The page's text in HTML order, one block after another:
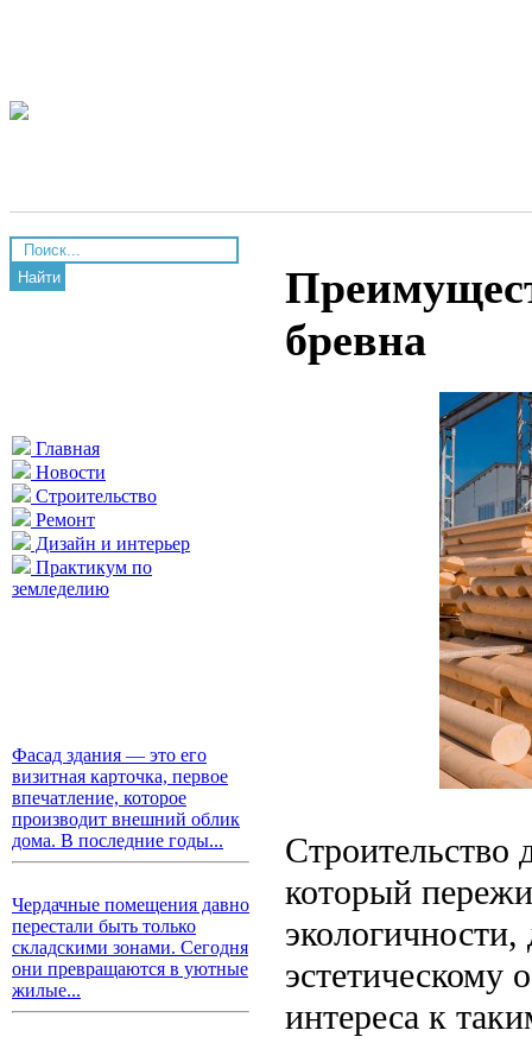
Найти
Главная
Новости
Строительство
Ремонт
Дизайн и интерьер
Практикум по
земледелию
Фасад здания — это его
визитная карточка, первое
впечатление, которое
производит внешний облик
дома. В последние годы...
Чердачные помещения давно
перестали быть только
складскими зонами. Сегодня
они превращаются в уютные
жилые...
бревна
который
эстетическому
интереса к